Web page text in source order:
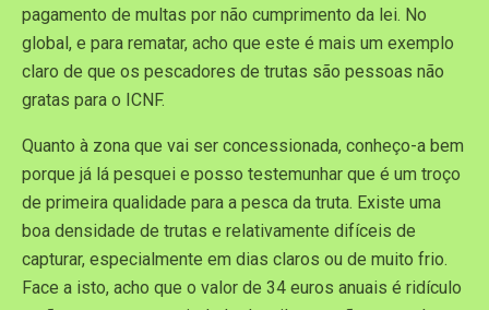
pagamento de multas por não cumprimento da lei. No
global, e para rematar, acho que este é mais um exemplo
claro de que os pescadores de trutas são pessoas não
gratas para o ICNF.
Quanto à zona que vai ser concessionada, conheço-a bem
porque já lá pesquei e posso testemunhar que é um troço
de primeira qualidade para a pesca da truta. Existe uma
boa densidade de trutas e relativamente difíceis de
capturar, especialmente em dias claros ou de muito frio.
Face a isto, acho que o valor de 34 euros anuais é ridículo